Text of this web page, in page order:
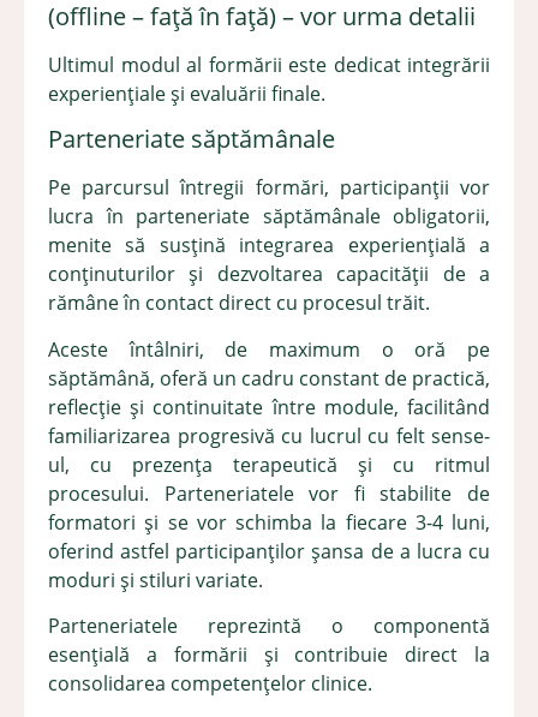
(offline – față în față) – vor urma detalii
Ultimul modul al formării este dedicat integrării
experiențiale și evaluării finale.
Parteneriate săptămânale
Pe parcursul întregii formări, participanții vor
lucra în parteneriate săptămânale obligatorii,
menite să susțină integrarea experiențială a
conținuturilor și dezvoltarea capacității de a
rămâne în contact direct cu procesul trăit.
Aceste întâlniri, de maximum o oră pe
săptămână, oferă un cadru constant de practică,
reflecție și continuitate între module, facilitând
familiarizarea progresivă cu lucrul cu felt sense-
ul, cu prezența terapeutică și cu ritmul
procesului. Parteneriatele vor fi stabilite de
formatori și se vor schimba la fiecare 3-4 luni,
oferind astfel participanților șansa de a lucra cu
moduri și stiluri variate.
Parteneriatele reprezintă o componentă
esențială a formării și contribuie direct la
consolidarea competențelor clinice.